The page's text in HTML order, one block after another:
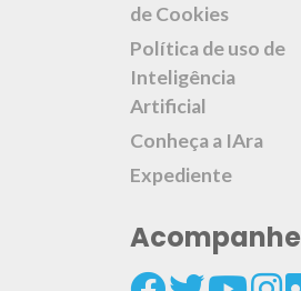
de Cookies
Política de uso de
Inteligência
Artificial
Conheça a IAra
Expediente
Acompanhe